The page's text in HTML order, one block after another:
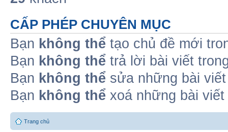
CẤP PHÉP CHUYÊN MỤC
Bạn không thể tạo chủ đề mới
Bạn không thể trả lời bài viết
Bạn không thể sửa những bài
Bạn không thể xoá những bài
Trang chủ